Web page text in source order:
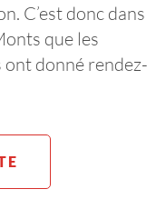
C’est donc dans
que les
donné rendez-